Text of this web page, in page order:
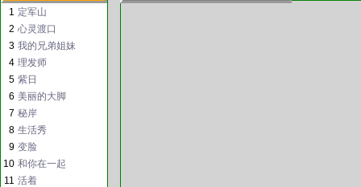
1 定军山
2 心灵渡口
3 我的兄弟姐妹
4 理发师
5 紫日
6 美丽的大脚
7 秘岸
8 生活秀
9 变脸
10 和你在一起
11 活着